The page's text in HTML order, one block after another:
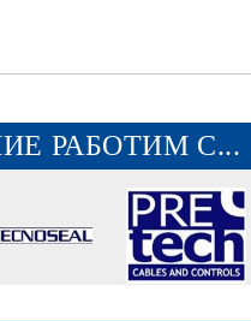
РАБОТИМ С...